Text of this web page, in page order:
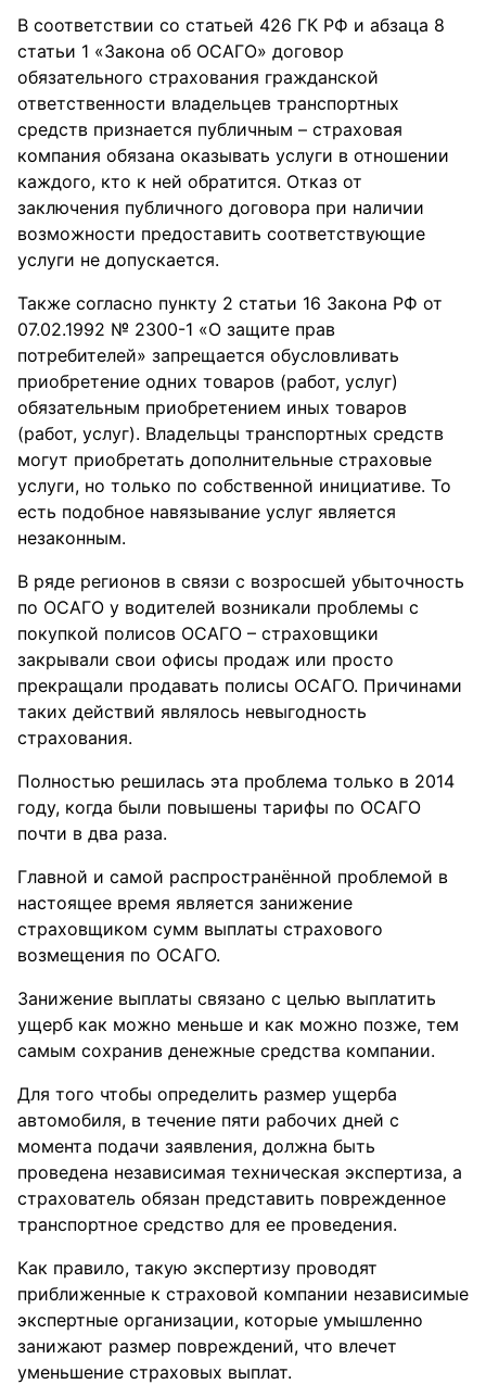
В соответствии со статьей 426 ГК РФ и абзаца 8
статьи 1 «Закона об ОСАГО» договор
обязательного страхования гражданской
ответственности владельцев транспортных
средств признается публичным – страховая
компания обязана оказывать услуги в отношении
каждого, кто к ней обратится. Отказ от
заключения публичного договора при наличии
возможности предоставить соответствующие
услуги не допускается.
Также согласно пункту 2 статьи 16 Закона РФ от
07.02.1992 № 2300-1 «О защите прав
потребителей» запрещается обусловливать
приобретение одних товаров (работ, услуг)
обязательным приобретением иных товаров
(работ, услуг). Владельцы транспортных средств
могут приобретать дополнительные страховые
услуги, но только по собственной инициативе. То
есть подобное навязывание услуг является
незаконным.
В ряде регионов в связи с возросшей убыточность
по ОСАГО у водителей возникали проблемы с
покупкой полисов ОСАГО – страховщики
закрывали свои офисы продаж или просто
прекращали продавать полисы ОСАГО. Причинами
таких действий являлось невыгодность
страхования.
Полностью решилась эта проблема только в 2014
году, когда были повышены тарифы по ОСАГО
почти в два раза.
Главной и самой распространённой проблемой в
настоящее время является занижение
страховщиком сумм выплаты страхового
возмещения по ОСАГО.
Занижение выплаты связано с целью выплатить
ущерб как можно меньше и как можно позже, тем
самым сохранив денежные средства компании.
Для того чтобы определить размер ущерба
автомобиля, в течение пяти рабочих дней с
момента подачи заявления, должна быть
проведена независимая техническая экспертиза, а
страхователь обязан представить поврежденное
транспортное средство для ее проведения.
Как правило, такую экспертизу проводят
приближенные к страховой компании независимые
экспертные организации, которые умышленно
занижают размер повреждений, что влечет
уменьшение страховых выплат.